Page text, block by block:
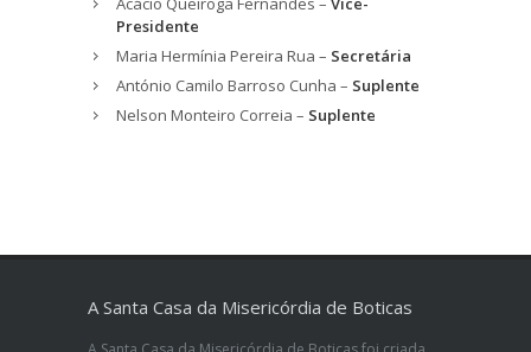
Presidente
Maria Hermínia Pereira Rua – Secretária
António Camilo Barroso Cunha – Suplente
Nelson Monteiro Correia – Suplente
A Santa Casa da Misericórdia de Boticas